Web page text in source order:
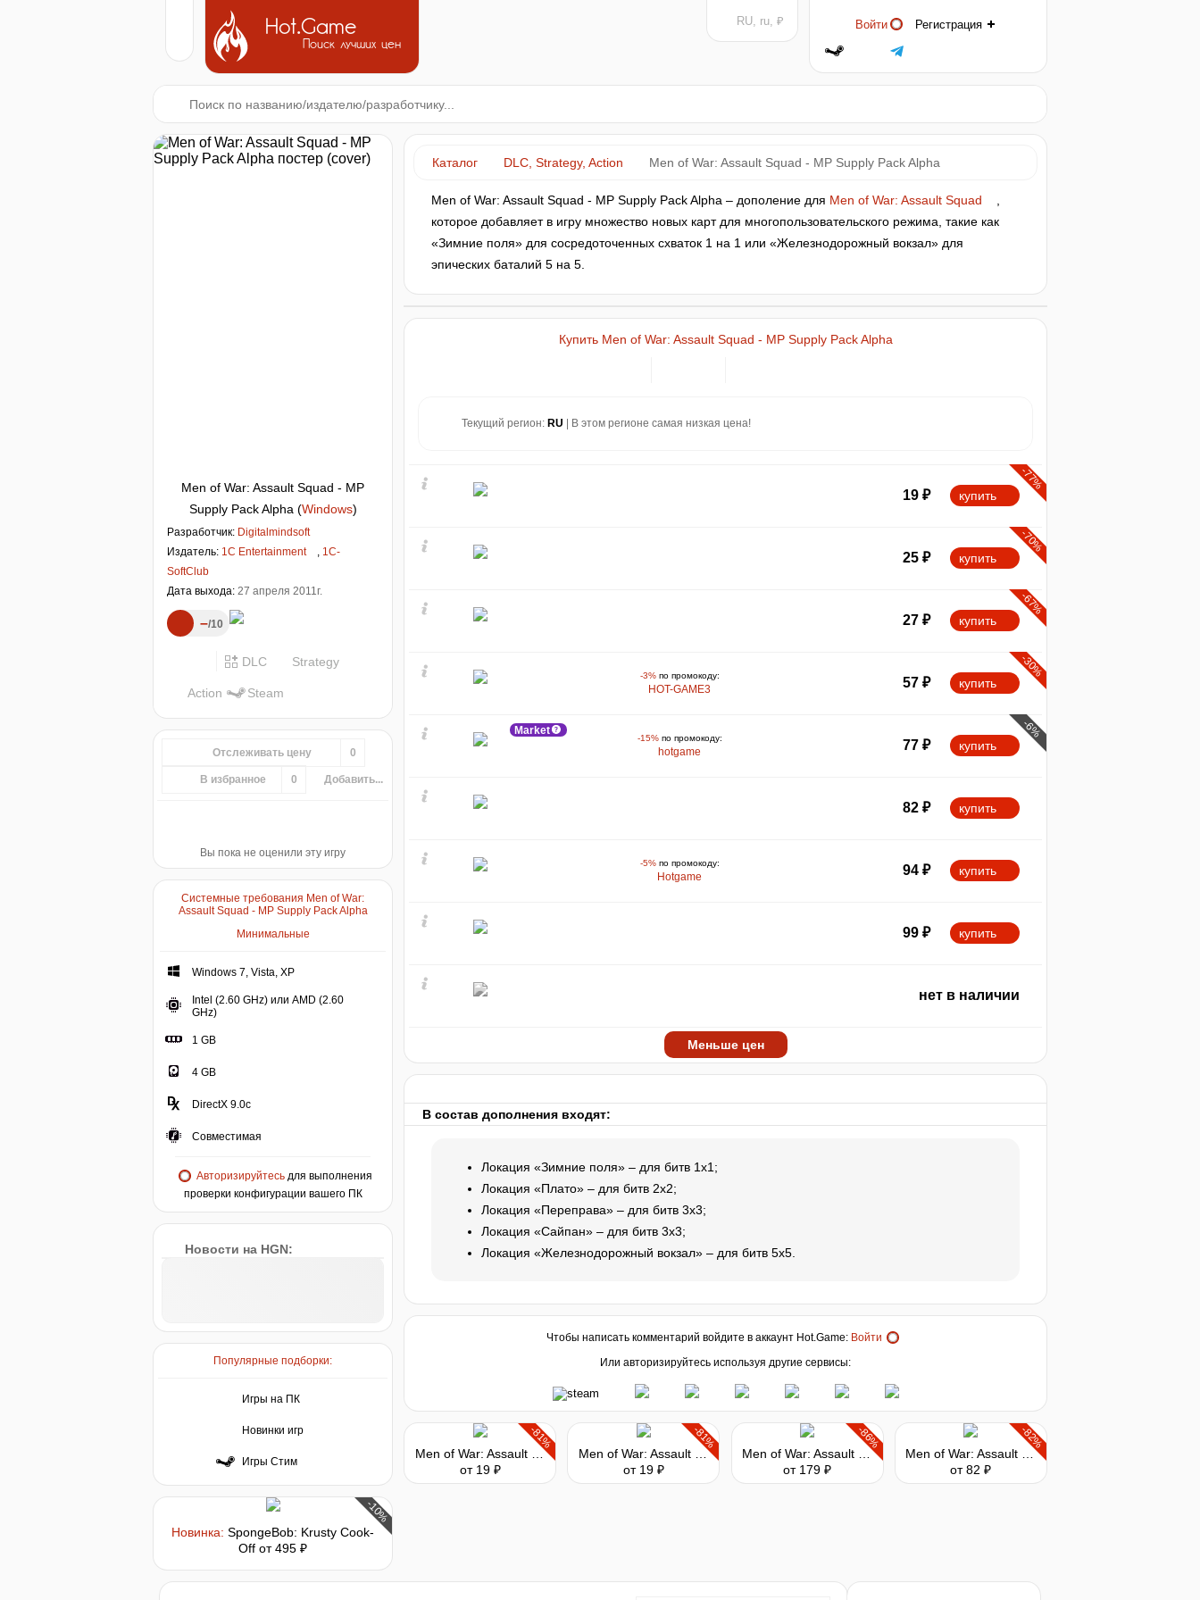
Hot.Game
Поиск лучших цен
Войти Регистрация
RU, ru, ₽
Men of War: Assault Squad - MP
Supply Pack Alpha (Windows)
Разработчик: Digitalmindsoft
Издатель: 1C Entertainment , 1C-
SoftClub
Дата выхода: 27 апреля 2011г.
– 10
DLC Strategy
Action Steam
Отслеживать цену 0
В избранное 0 Добавить...
Вы пока не оценили эту игру
Системные требования Men of War:
Assault Squad - MP Supply Pack Alpha
Минимальные
Windows 7, Vista, XP
Intel (2.60 GHz) или AMD (2.60
GHz)
1 GB
4 GB
DirectX 9.0c
Совместимая
Авторизируйтесьдля выполнения
проверки конфигурации вашего ПК
Новости на HGN:
Популярные подборки:
Игры на ПК
Новинки игр
Игры Стим
-10%
Новинка: SpongeBob: Krusty Cook-
Off от 495 ₽
Каталог DLC, Strategy, Action Men of War: Assault Squad - MP Supply Pack Alpha
Men of War: Assault Squad - MP Supply Pack Alpha – дополение для Men of War: Assault Squad
которое добавляет в игру множество новых карт для многопользовательского режима, такие как
«Зимние поля» для сосредоточенных схваток 1 на 1 или «Железнодорожный вокзал» для
эпических баталий 5 на 5.
Купить Men of War: Assault Squad - MP Supply Pack Alpha
Текущий регион: RU | В этом регионе самая низкая цена!
-77%
19 ₽ купить
-70%
25 ₽ купить
-67%
27 ₽ купить
-3%по промокоду:
HOT-GAME3
-30%
57 ₽ купить
Market
-15%по промокоду:
hotgame
-6%
77 ₽ купить
82 ₽ купить
-5%по промокоду:
Hotgame 94 ₽ купить
99 ₽ купить
нет в наличии
Меньше цен
В состав дополнения входят:
Локация «Зимние поля» – для битв 1x1;
Локация «Плато» – для битв 2x2;
Локация «Переправа» – для битв 3x3;
Локация «Сайпан» – для битв 3x3;
Локация «Железнодорожный вокзал» – для битв 5x5.
Чтобы написать комментарий войдите в аккаунт Hot.Game: Войти
Или авторизируйтесь используя другие сервисы:
-81%
Men of War: Assault Squad - MP Supply Pack Charlie
от 19 ₽
-81%
Men of War: Assault Squad - MP Supply Pack Bravo
от 19 ₽
-86%
Men of War: Assault Squad 2
от 179 ₽
-82%
Men of War: Assault Squad 2 - Iron Fist
от 82 ₽